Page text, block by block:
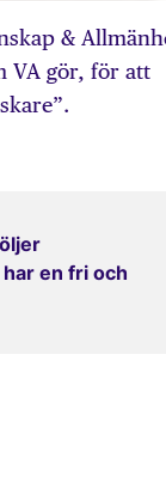
&
VA gör, för att
en fri och